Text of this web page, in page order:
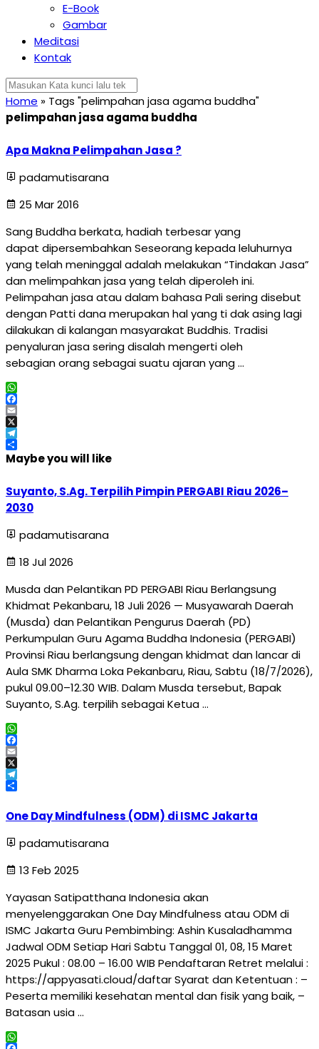
E-Book
Gambar
Meditasi
Kontak
Home » Tags "pelimpahan jasa agama buddha"
pelimpahan jasa agama buddha
Apa Makna Pelimpahan Jasa ?
padamutisarana
25 Mar 2016
Sang Buddha berkata, hadiah terbesar yang
dapat dipersembahkan Seseorang kepada leluhurnya
yang telah meninggal adalah melakukan “Tindakan Jasa”
dan melimpahkan jasa yang telah diperoleh ini.
Pelimpahan jasa atau dalam bahasa Pali sering disebut
dengan Patti dana merupakan hal yang ti dak asing lagi
dilakukan di kalangan masyarakat Buddhis. Tradisi
penyaluran jasa sering disalah mengerti oleh
sebagian orang sebagai suatu ajaran yang …
WhatsApp
Facebook
Email
X
Telegram
Share
Maybe you will like
Suyanto, S.Ag. Terpilih Pimpin PERGABI Riau 2026–
2030
padamutisarana
18 Jul 2026
Musda dan Pelantikan PD PERGABI Riau Berlangsung
Khidmat Pekanbaru, 18 Juli 2026 — Musyawarah Daerah
(Musda) dan Pelantikan Pengurus Daerah (PD)
Perkumpulan Guru Agama Buddha Indonesia (PERGABI)
Provinsi Riau berlangsung dengan khidmat dan lancar di
Aula SMK Dharma Loka Pekanbaru, Riau, Sabtu (18/7/2026),
pukul 09.00–12.30 WIB. Dalam Musda tersebut, Bapak
Suyanto, S.Ag. terpilih sebagai Ketua …
WhatsApp
Facebook
Email
X
Telegram
One Day Mindfulness (ODM) di ISMC Jakarta
padamutisarana
13 Feb 2025
Yayasan Satipatthana Indonesia akan
menyelenggarakan One Day Mindfulness atau ODM di
ISMC Jakarta Guru Pembimbing: Ashin Kusaladhamma
Jadwal ODM Setiap Hari Sabtu Tanggal 01, 08, 15 Maret
2025 Pukul : 08.00 – 16.00 WIB Pendaftaran Retret melalui :
https://appyasati.cloud/daftar Syarat dan Ketentuan : –
Peserta memiliki kesehatan mental dan fisik yang baik, –
Batasan usia …